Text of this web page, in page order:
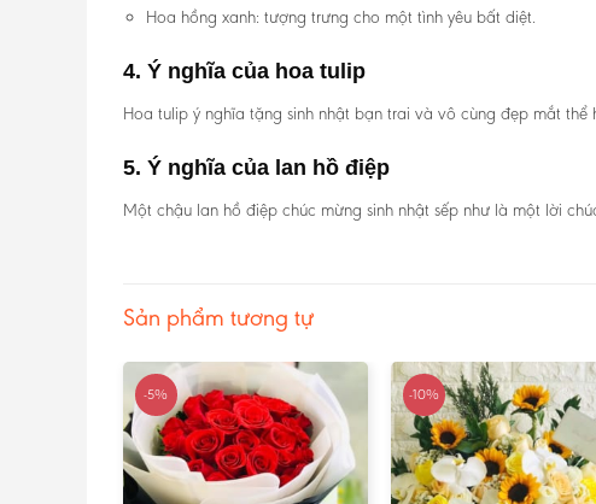
Hoa hồng xanh: tượng trưng cho một tình yêu bất diệt.
4. Ý nghĩa của hoa tulip
Hoa tulip ý nghĩa tặng sinh nhật bạn trai và vô cùng đẹp mắt
5. Ý nghĩa của lan hồ điệp
Một chậu lan hồ điệp chúc mừng sinh nhật sếp như là một lời
Sản phẩm tương tự
-5% -10%